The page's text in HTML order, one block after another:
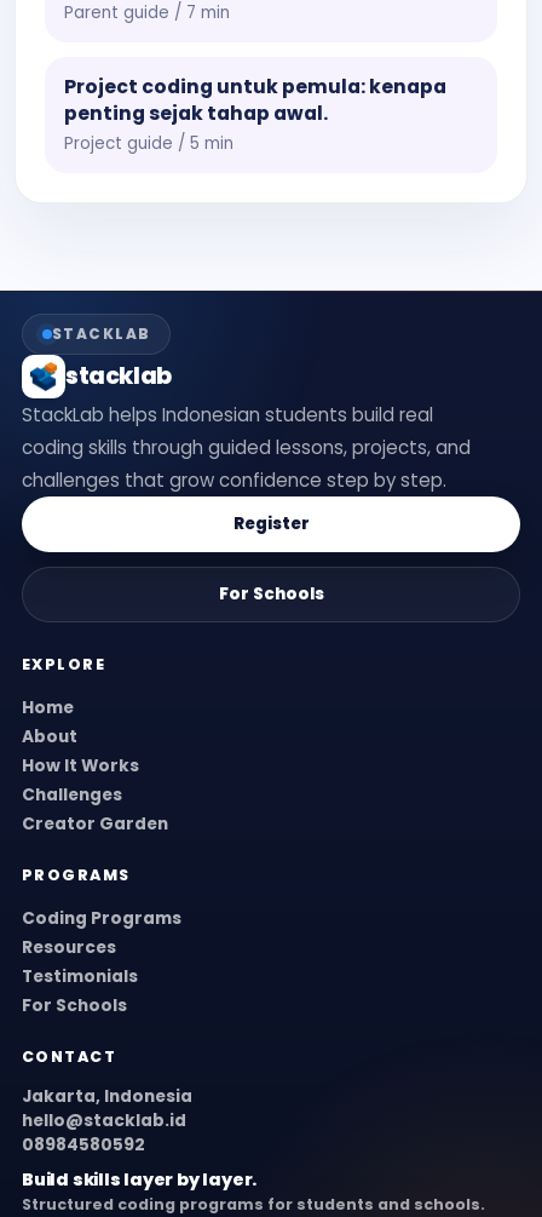
Parent guide / 7 min
Project coding untuk pemula: kenapa
penting sejak tahap awal.
Project guide / 5 min
STACKLAB
stacklab
StackLab helps Indonesian students build real
coding skills through guided lessons, projects, and
challenges that grow confidence step by step.
Register
For Schools
EXPLORE
Home
About
How It Works
Challenges
Creator Garden
PROGRAMS
Coding Programs
Resources
Testimonials
For Schools
CONTACT
Jakarta, Indonesia
hello@stacklab.id
08984580592
Build skills layer by layer.
Structured coding programs for students and schools.